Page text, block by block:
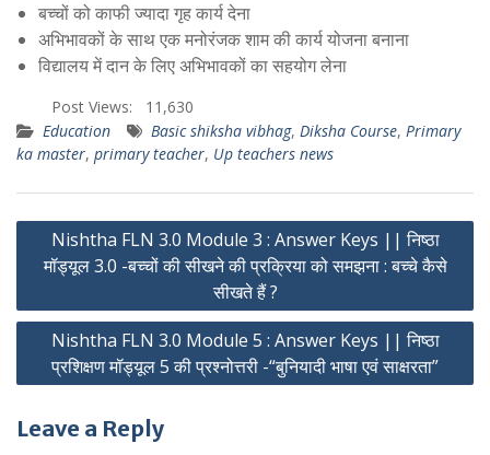
बच्चों को काफी ज्यादा गृह कार्य देना
अभिभावकों के साथ एक मनोरंजक शाम की कार्य योजना बनाना
विद्यालय में दान के लिए अभिभावकों का सहयोग लेना
Post Views:
11,630
Education
Basic shiksha vibhag, Diksha Course, Primary
ka master, primary teacher, Up teachers news
Post
navigation
Nishtha FLN 3.0 Module 3 : Answer Keys || निष्ठा
मॉड्यूल 3.0 -बच्चों की सीखने की प्रक्रिया को समझना : बच्चे कैसे
सीखते हैं ?
Nishtha FLN 3.0 Module 5 : Answer Keys || निष्ठा
प्रशिक्षण मॉड्यूल 5 की प्रश्नोत्तरी -“बुनियादी भाषा एवं साक्षरता”
Leave a Reply